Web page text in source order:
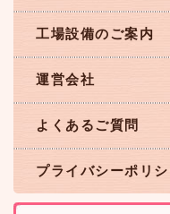
工場設備のご案内
運営会社
よくあるご質問
プライバシーポリ